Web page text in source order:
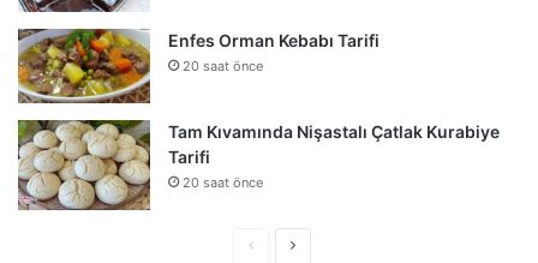
Enfes Orman Kebabı Tarifi
20 saat önce
Tam Kıvamında Nişastalı Çatlak Kurabiye
Tarifi
20 saat önce
ÖncekiSonraki